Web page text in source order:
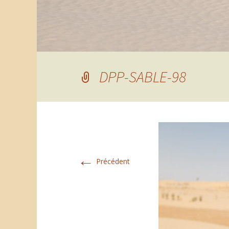
DPP-SABLE-98
← Précédent